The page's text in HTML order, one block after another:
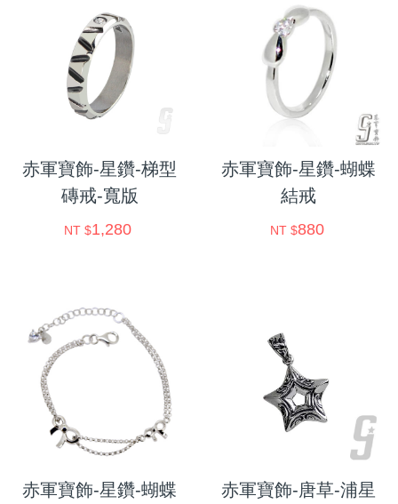
赤軍寶飾-星鑽-梯型
磚戒-寬版
NT $1,280
赤軍寶飾-星鑽-蝴蝶
結戒
NT $880
赤軍寶飾-星鑽-蝴蝶 赤軍寶飾-唐草-浦星